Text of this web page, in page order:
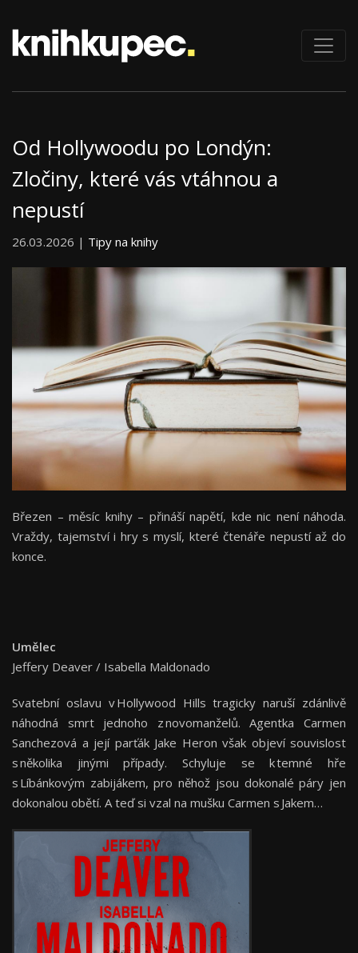
Od Hollywoodu po Londýn:
Zločiny, které vás vtáhnou a
nepustí
26.03.2026 | Tipy na knihy
Březen – měsíc knihy – přináší napětí, kde nic není náhoda.
Vraždy, tajemství i hry s myslí, které čtenáře nepustí až do
konce.
Umělec
Jeffery Deaver / Isabella Maldonado
Svatební oslavu v Hollywood Hills tragicky naruší zdánlivě
náhodná smrt jednoho z novomanželů. Agentka Carmen
Sanchezová a její parťák Jake Heron však objeví souvislost
s několika jinými případy. Schyluje se k temné hře
s Líbánkovým zabijákem, pro něhož jsou dokonalé páry jen
dokonalou obětí. A teď si vzal na mušku Carmen s Jakem…